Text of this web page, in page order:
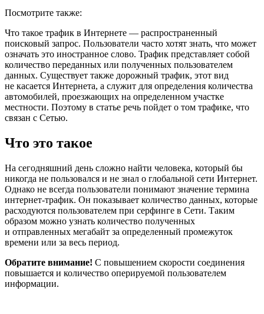
Посмотрите также:
Что такое трафик в Интернете — распространенный
поисковый запрос. Пользователи часто хотят знать, что может
означать это иностранное слово. Трафик представляет собой
количество переданных или полученных пользователем
данных. Существует также дорожный трафик, этот вид
не касается Интернета, а служит для определения количества
автомобилей, проезжающих на определенном участке
местности. Поэтому в статье речь пойдет о том трафике, что
связан с Сетью.
Что это такое
На сегодняшний день сложно найти человека, который бы
никогда не пользовался и не знал о глобальной сети Интернет.
Однако не всегда пользователи понимают значение термина
интернет-трафик. Он показывает количество данных, которые
расходуются пользователем при серфинге в Сети. Таким
образом можно узнать количество полученных
и отправленных мегабайт за определенный промежуток
времени или за весь период.
Обратите внимание! С повышением скорости соединения
повышается и количество оперируемой пользователем
информации.